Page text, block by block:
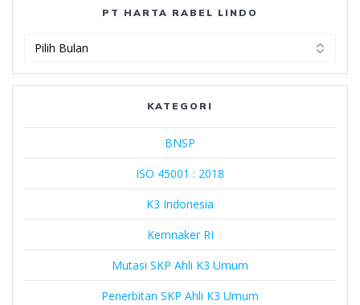
PT HARTA RABEL LINDO
Rabel
Lindo
KATEGORI
BNSP
ISO 45001 : 2018
K3 Indonesia
Kemnaker RI
Mutasi SKP Ahli K3 Umum
Penerbitan SKP Ahli K3 Umum